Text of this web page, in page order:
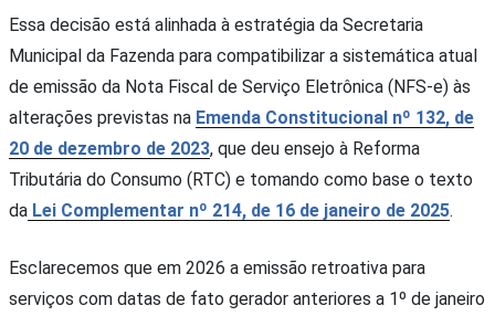
Essa decisão está alinhada à estratégia da Secretaria
Municipal da Fazenda para compatibilizar a sistemática atual
de emissão da Nota Fiscal de Serviço Eletrônica (NFS-e) às
alterações previstas na Emenda Constitucional nº 132, de
20 de dezembro de 2023, que deu ensejo à Reforma
Tributária do Consumo (RTC) e tomando como base o texto
daLei Complementar nº 214, de 16 de janeiro de 2025.
Esclarecemos que em 2026 a emissão retroativa para
serviços com datas de fato gerador anteriores a 1º de janeiro